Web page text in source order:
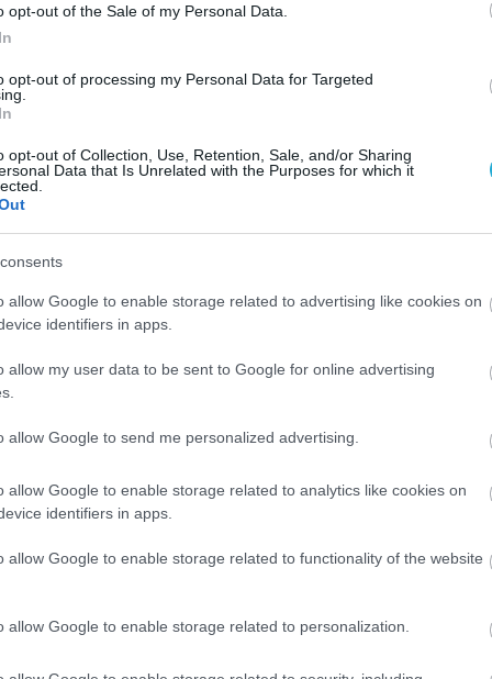
opt-out of the Sale of my Personal Data.
opt-out of processing my Personal Data for Targeted
opt-out of Collection, Use, Retention, Sale, and/or Sharing
Data that Is Unrelated with the Purposes for which it
allow Google to enable storage related to advertising like cookies on
identifiers in apps.
allow my user data to be sent to Google for online advertising
allow Google to send me personalized advertising.
allow Google to enable storage related to analytics like cookies on
identifiers in apps.
allow Google to enable storage related to functionality of the website
allow Google to enable storage related to personalization.
η αίσθηση κόπωσης.
με χαμηλή περιεκτικότητα σε ζάχαρη, καθώς
στομαχικές ενοχλήσεις.
γάλα μπορεί να προσφέρει μεγαλύτερη
με το νερό, χάρη στον συνδυασμό νερού,
που περιέχει.
ιδανική επιλογή κατά τη διάρκεια ενός
το πεπτικό σύστημα και δεν είναι κατάλληλο
στη λακτόζη ή γαστρεντερικές ενοχλήσεις.
η πιο πρακτική και ασφαλής λύση για
ορισμένα ποτά μπορεί να αυξήσουν τον κίνδυνο
σε ζάχαρη.
καφεΐνης.